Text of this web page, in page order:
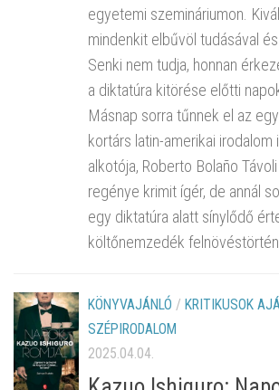
egyetemi szemináriumon.
mindenkit elbűvöl tudásával
Senki nem tudja, honnan
a diktatúra kitörése előtti
Másnap sorra tűnnek el az
kortárs latin-amerikai
alkotója, Roberto Bolaño
regénye krimit ígér, de annál
egy diktatúra alatt sínylődő
költőnemzedék
KÖNYVAJÁNLÓ / KRITIKUSOK
SZÉPIRODALOM
2025.04.04.